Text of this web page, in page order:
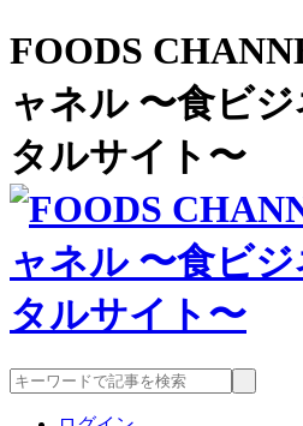
FOODS
ャネル 〜食ビ
タルサイト〜